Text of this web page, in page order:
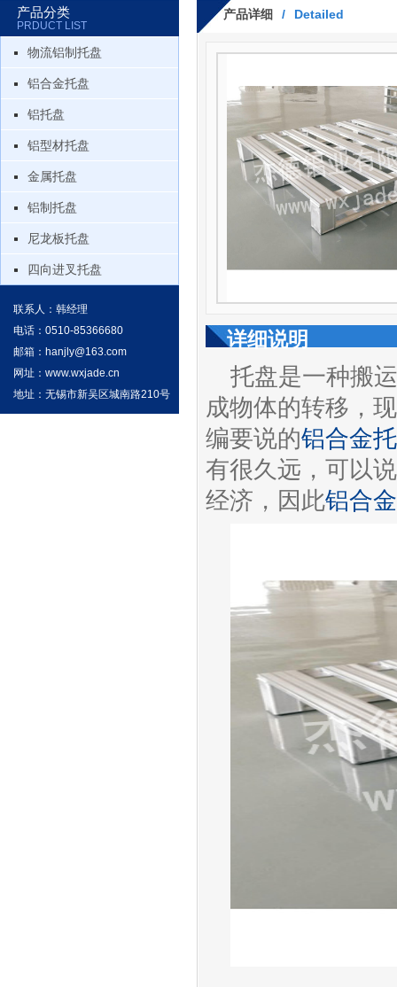
产品分类
PRDUCT LIST
物流铝制托盘
铝合金托盘
铝托盘
铝型材托盘
金属托盘
铝制托盘
尼龙板托盘
四向进叉托盘
联系人：韩经理
电话：0510-85366680
邮箱： hanjly@163.com
网址： www.wxjade.cn
地址：无锡市新吴区城南路210号
产品详细 / Detailed
详细说明
托盘是一种搬
成物体的转移，
编要说的铝合金
有很久远，可以
经济，因此铝合